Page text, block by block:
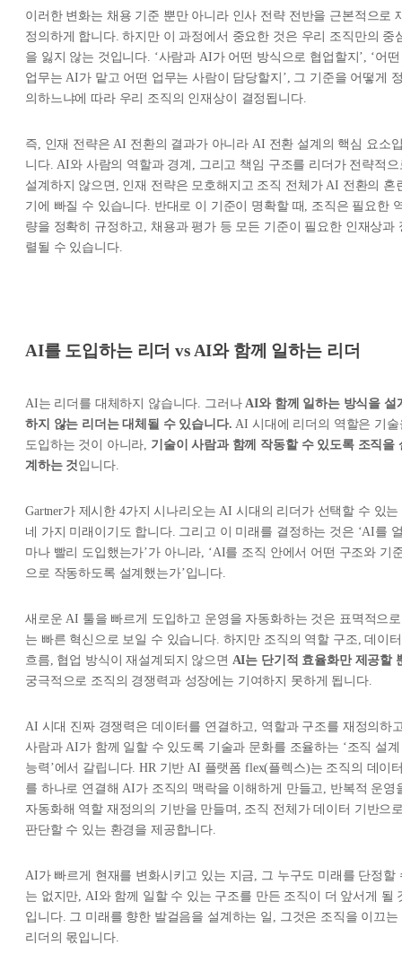
이러한 변화는 채용 기준 뿐만 아니라 인사 전략 전반을 근본적으로
정의하게 합니다. 하지만 이 과정에서 중요한 것은 우리 조직만의 중
을 잃지 않는 것입니다. ‘사람과 AI가 어떤 방식으로 협업할지’, ‘어떤
업무는 AI가 맡고 어떤 업무는 사람이 담당할지’, 그 기준을 어떻게
의하느냐에 따라 우리 조직의 인재상이 결정됩니다.
즉, 인재 전략은 AI 전환의 결과가 아니라 AI 전환 설계의 핵심 요소
니다. AI와 사람의 역할과 경계, 그리고 책임 구조를 리더가 전략적으
설계하지 않으면, 인재 전략은 모호해지고 조직 전체가 AI 전환의 혼
기에 빠질 수 있습니다. 반대로 이 기준이 명확할 때, 조직은 필요한
량을 정확히 규정하고, 채용과 평가 등 모든 기준이 필요한 인재상과
렬될 수 있습니다.
AI를 도입하는 리더 vs AI와 함께 일하는 리더
AI는 리더를 대체하지 않습니다. 그러나AI와 함께 일하는 방식을 설
하지 않는 리더는 대체될 수 있습니다. AI 시대에 리더의 역할은 기술
도입하는 것이 아니라, 기술이 사람과 함께 작동할 수 있도록 조직을
계하는 것입니다.
Gartner가 제시한 4가지 시나리오는 AI 시대의 리더가 선택할 수 있는
네 가지 미래이기도 합니다. 그리고 이 미래를 결정하는 것은 ‘AI를
마나 빨리 도입했는가’가 아니라, ‘AI를 조직 안에서 어떤 구조와 기
으로 작동하도록 설계했는가’입니다.
새로운 AI 툴을 빠르게 도입하고 운영을 자동화하는 것은 표멱적으로
는 빠른 혁신으로 보일 수 있습니다. 하지만 조직의 역할 구조, 데이터
흐름, 협업 방식이 재설계되지 않으면 AI는 단기적 효율화만 제공할
궁극적으로 조직의 경쟁력과 성장에는 기여하지 못하게 됩니다.
AI 시대 진짜 경쟁력은 데이터를 연결하고, 역할과 구조를 재정의하
사람과 AI가 함께 일할 수 있도록 기술과 문화를 조율하는 ‘조직 설계
능력’에서 갈립니다. HR 기반 AI 플랫폼 flex(플렉스)는 조직의 데이
를 하나로 연결해 AI가 조직의 맥락을 이해하게 만들고, 반복적 운영
자동화해 역할 재정의의 기반을 만들며, 조직 전체가 데이터 기반으
판단할 수 있는 환경을 제공합니다.
AI가 빠르게 현재를 변화시키고 있는 지금, 그 누구도 미래를 단정할
는 없지만, AI와 함께 일할 수 있는 구조를 만든 조직이 더 앞서게 될
입니다. 그 미래를 향한 발걸음을 설계하는 일, 그것은 조직을 이끄는
리더의 몫입니다.